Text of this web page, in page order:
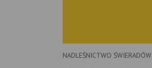
NADLEŚNICTWO